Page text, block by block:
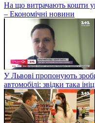
На що витрачають кошти
– Економічні новини
У Львові пропонують
автомобілі: звідки така